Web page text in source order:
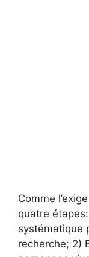
Comme
quatre
systématique
recherche; 2)